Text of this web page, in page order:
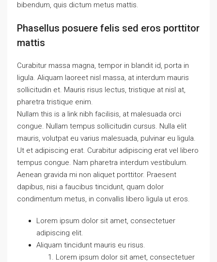
bibendum, quis dictum metus mattis.
Phasellus posuere felis sed eros porttitor
mattis
Curabitur massa magna, tempor in blandit id, porta in
ligula. Aliquam laoreet nisl massa, at interdum mauris
sollicitudin et. Mauris risus lectus, tristique at nisl at,
pharetra tristique enim.
Nullam this is a link nibh facilisis, at malesuada orci
congue. Nullam tempus sollicitudin cursus. Nulla elit
mauris, volutpat eu varius malesuada, pulvinar eu ligula.
Ut et adipiscing erat. Curabitur adipiscing erat vel libero
tempus congue. Nam pharetra interdum vestibulum.
Aenean gravida mi non aliquet porttitor. Praesent
dapibus, nisi a faucibus tincidunt, quam dolor
condimentum metus, in convallis libero ligula ut eros.
Lorem ipsum dolor sit amet, consectetuer
adipiscing elit.
Aliquam tincidunt mauris eu risus.
Lorem ipsum dolor sit amet, consectetuer